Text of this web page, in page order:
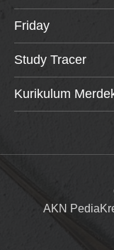
Friday
Study Tracer
Kurikulum
AKN Pedia